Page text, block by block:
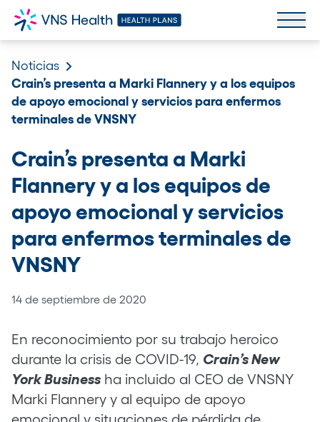
Noticias
Crain’s presenta a Marki Flannery y a los equipos
de apoyo emocional y servicios para enfermos
terminales de VNSNY
Crain’s presenta a Marki
Flannery y a los equipos de
apoyo emocional y servicios
para enfermos terminales de
VNSNY
14 de septiembre de 2020
En reconocimiento por su trabajo heroico
durante la crisis de COVID-19, Crain’s New
York Business ha incluido al CEO de VNSNY
Marki Flannery y al equipo de apoyo